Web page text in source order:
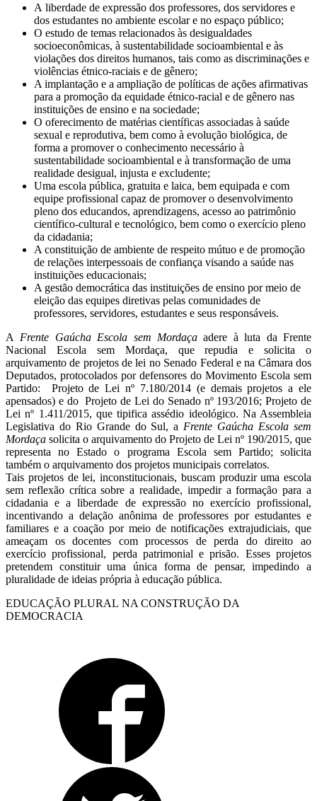
A liberdade de expressão dos professores, dos servidores e
dos estudantes no ambiente escolar e no espaço público;
O estudo de temas relacionados às desigualdades
socioeconômicas, à sustentabilidade socioambiental e às
violações dos direitos humanos, tais como as discriminações e
violências étnico-raciais e de gênero;
A implantação e a ampliação de políticas de ações afirmativas
para a promoção da equidade étnico-racial e de gênero nas
instituições de ensino e na sociedade;
O oferecimento de matérias científicas associadas à saúde
sexual e reprodutiva, bem como à evolução biológica, de
forma a promover o conhecimento necessário à
sustentabilidade socioambiental e à transformação de uma
realidade desigual, injusta e excludente;
Uma escola pública, gratuita e laica, bem equipada e com
equipe profissional capaz de promover o desenvolvimento
pleno dos educandos, aprendizagens, acesso ao patrimônio
científico-cultural e tecnológico, bem como o exercício pleno
da cidadania;
A constituição de ambiente de respeito mútuo e de promoção
de relações interpessoais de confiança visando a saúde nas
instituições educacionais;
A gestão democrática das instituições de ensino por meio de
eleição das equipes diretivas pelas comunidades de
professores, servidores, estudantes e seus responsáveis.
A Frente Gaúcha Escola sem Mordaça adere à luta da Frente
Nacional Escola sem Mordaça, que repudia e solicita o
arquivamento de projetos de lei no Senado Federal e na Câmara dos
Deputados, protocolados por defensores do Movimento Escola sem
Partido: Projeto de Lei nº 7.180/2014 (e demais projetos a ele
apensados) e do Projeto de Lei do Senado nº 193/2016; Projeto de
Lei nº 1.411/2015, que tipifica assédio ideológico. Na Assembleia
Legislativa do Rio Grande do Sul, a Frente Gaúcha Escola sem
Mordaça solicita o arquivamento do Projeto de Lei nº 190/2015, que
representa no Estado o programa Escola sem Partido; solicita
também o arquivamento dos projetos municipais correlatos.
Tais projetos de lei, inconstitucionais, buscam produzir uma escola
sem reflexão crítica sobre a realidade, impedir a formação para a
cidadania e a liberdade de expressão no exercício profissional,
incentivando a delação anônima de professores por estudantes e
familiares e a coação por meio de notificações extrajudiciais, que
ameaçam os docentes com processos de perda do direito ao
exercício profissional, perda patrimonial e prisão. Esses projetos
pretendem constituir uma única forma de pensar, impedindo a
pluralidade de ideias própria à educação pública.
EDUCAÇÃO PLURAL NA CONSTRUÇÃO DA
DEMOCRACIA